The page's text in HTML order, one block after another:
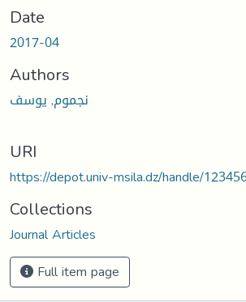
Date
2017-04
Authors
نجموم, يوسف
URI
https://depot.univ-msila.dz/handle/
Collections
Journal Articles
Full item page